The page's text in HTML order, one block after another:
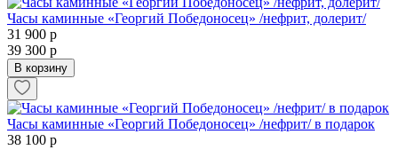
Часы каминные «Георгий Победоносец» /нефрит, долерит/
31 900 р
39 300 р
В корзину
Часы каминные «Георгий Победоносец» /нефрит/ в подарок
38 100 р